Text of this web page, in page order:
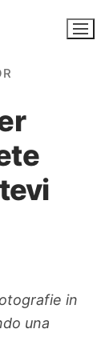
in
una